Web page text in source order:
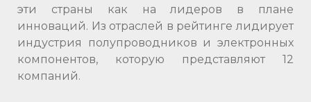
эти страны как на лидеров в плане
инноваций. Из отраслей в рейтинге лидирует
индустрия полупроводников и электронных
компонентов, которую представляют 12
компаний.